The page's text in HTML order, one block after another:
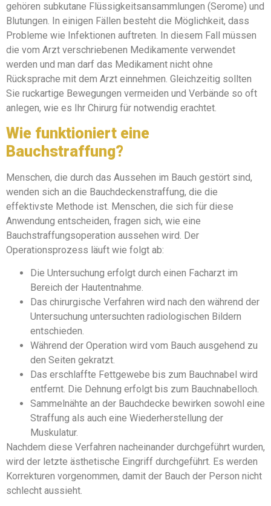
gehören subkutane Flüssigkeitsansammlungen (Serome) und
Blutungen. In einigen Fällen besteht die Möglichkeit, dass
Probleme wie Infektionen auftreten. In diesem Fall müssen
die vom Arzt verschriebenen Medikamente verwendet
werden und man darf das Medikament nicht ohne
Rücksprache mit dem Arzt einnehmen. Gleichzeitig sollten
Sie ruckartige Bewegungen vermeiden und Verbände so oft
anlegen, wie es Ihr Chirurg für notwendig erachtet.
Wie funktioniert eine
Bauchstraffung?
Menschen, die durch das Aussehen im Bauch gestört sind,
wenden sich an die Bauchdeckenstraffung, die die
effektivste Methode ist. Menschen, die sich für diese
Anwendung entscheiden, fragen sich, wie eine
Bauchstraffungsoperation aussehen wird. Der
Operationsprozess läuft wie folgt ab:
Die Untersuchung erfolgt durch einen Facharzt im
Bereich der Hautentnahme.
Das chirurgische Verfahren wird nach den während der
Untersuchung untersuchten radiologischen Bildern
entschieden.
Während der Operation wird vom Bauch ausgehend zu
den Seiten gekratzt.
Das erschlaffte Fettgewebe bis zum Bauchnabel wird
entfernt. Die Dehnung erfolgt bis zum Bauchnabelloch.
Sammelnähte an der Bauchdecke bewirken sowohl eine
Straffung als auch eine Wiederherstellung der
Muskulatur.
Nachdem diese Verfahren nacheinander durchgeführt wurden,
wird der letzte ästhetische Eingriff durchgeführt. Es werden
Korrekturen vorgenommen, damit der Bauch der Person nicht
schlecht aussieht.